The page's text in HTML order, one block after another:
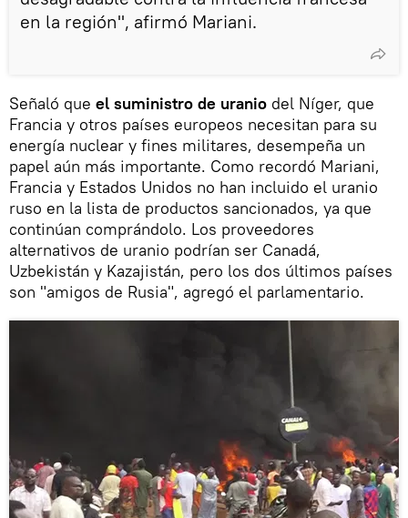
en la región", afirmó Mariani.
Señaló que el suministro de uranio del Níger, que
Francia y otros países europeos necesitan para su
energía nuclear y fines militares, desempeña un
papel aún más importante. Como recordó Mariani,
Francia y Estados Unidos no han incluido el uranio
ruso en la lista de productos sancionados, ya que
continúan comprándolo. Los proveedores
alternativos de uranio podrían ser Canadá,
Uzbekistán y Kazajistán, pero los dos últimos países
son "amigos de Rusia", agregó el parlamentario.